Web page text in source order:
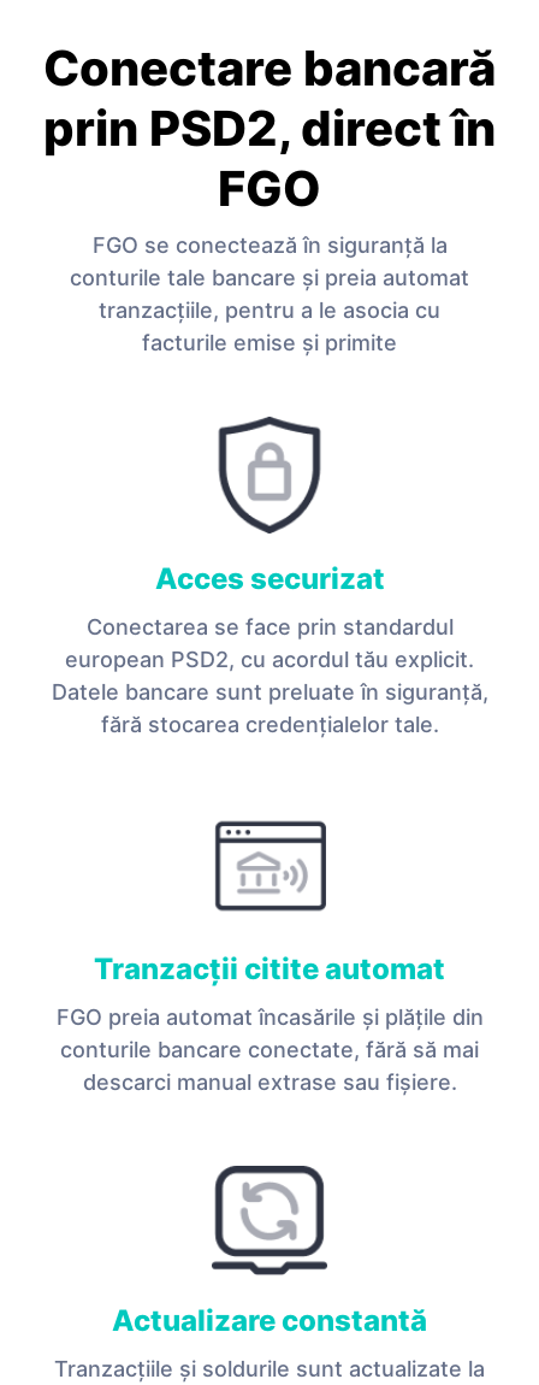
Conectare bancară
prin PSD2, direct în
FGO
FGO se conectează în siguranță la
conturile tale bancare și preia automat
tranzacțiile, pentru a le asocia cu
facturile emise și primite
Acces securizat
Conectarea se face prin standardul
european PSD2, cu acordul tău explicit.
Datele bancare sunt preluate în siguranță,
fără stocarea credențialelor tale.
Tranzacții citite automat
FGO preia automat încasările și plățile din
conturile bancare conectate, fără să mai
descarci manual extrase sau fișiere.
Actualizare constantă
Tranzacțiile și soldurile sunt actualizate la